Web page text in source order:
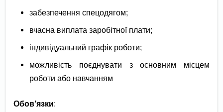
забезпечення спецодягом;
вчасна виплата заробітної плати;
індивідуальний графік роботи;
можливість поєднувати з основним місцем
роботи або навчанням
Обов’язки: